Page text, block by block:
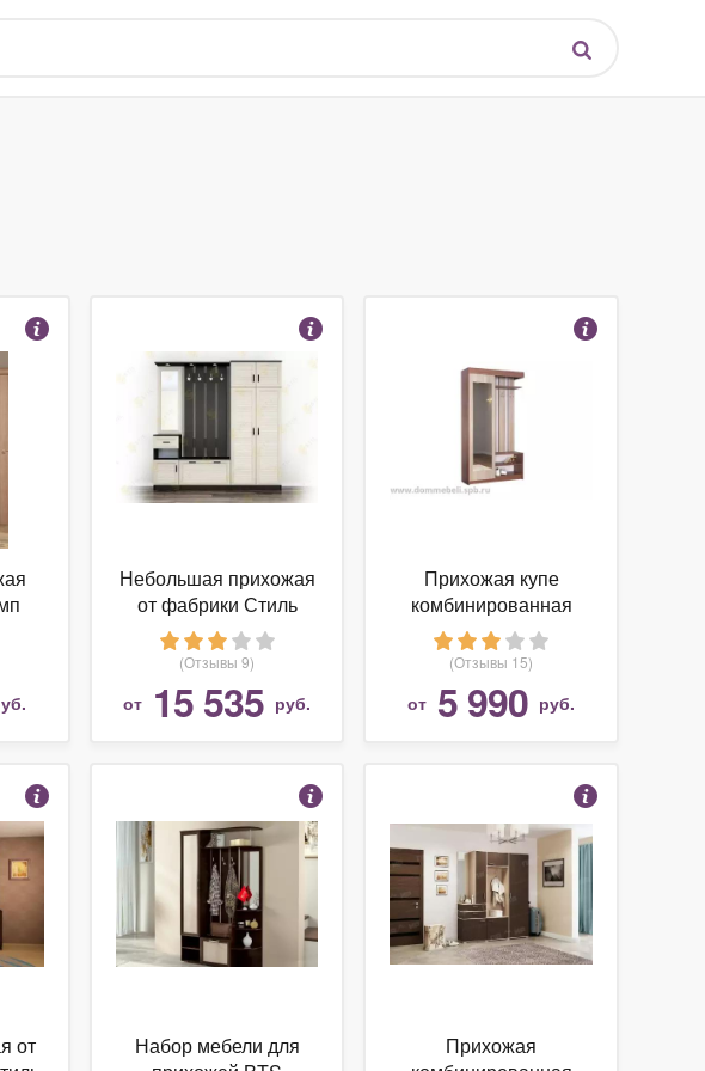
Небольшая прихожая
от фабрики Стиль
Машенька 17Ж (без
подсветки)
(Отзывы 9)
от 15 535 руб.
Прихожая купе
комбинированная
Памир ПВ-5 Ясень
шимо
(Отзывы 15)
от 5 990 руб.
от
Набор мебели для
Прихожая